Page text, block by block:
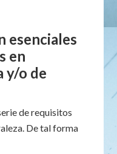
esenciales
en
y/o de
de requisitos
De tal forma